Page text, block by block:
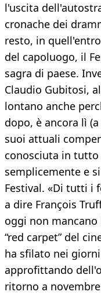
l'uscita
cronache dei
resto, in
del capoluogo, il
sagra di paese.
Claudio Gubitosi,
lontano anche
dopo, è ancora lì
suoi attuali
conosciuta in
semplicemente e
Festival. «Di tutti i
a dire François
oggi non mancano
“red carpet” del
ha sfilato nei
approfittando
ritorno a